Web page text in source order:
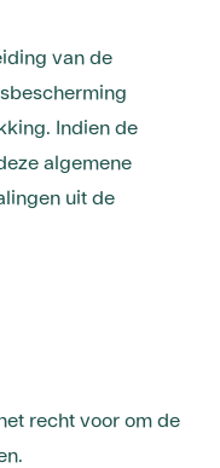
van de
Indien de
algemene
uit de
recht voor om de